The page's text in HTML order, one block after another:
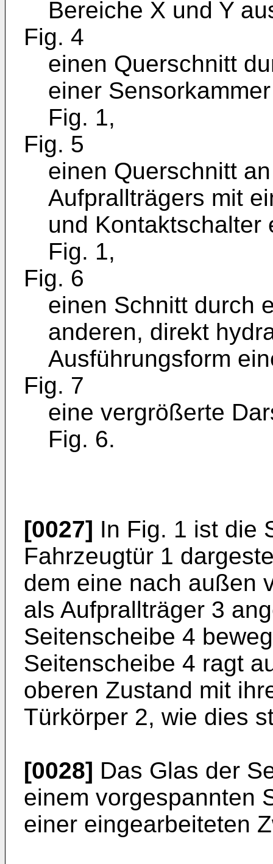
Bereiche X und Y
Fig. 4
einen Querschnitt
einer
Fig. 1,
Fig. 5
einen Querschnitt
Aufprallträgers mit
und Kontaktschalter
Fig. 1,
Fig. 6
einen Schnitt durch
anderen, direkt
Ausführungsform
Fig. 7
eine vergrößerte
Fig. 6.
[0027] In Fig. 1 ist die
Fahrzeugtür 1
dem eine nach außen
als Aufprallträger 3
Seitenscheibe 4
Seitenscheibe 4 ragt
oberen Zustand mit
Türkörper 2, wie dies
[0028] Das Glas der
einem vorgespannten
einer eingearbeiteten